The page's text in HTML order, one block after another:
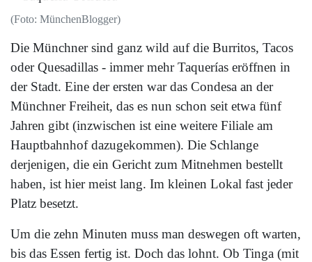
(Foto: MünchenBlogger)
Die Münchner sind ganz wild auf die Burritos, Tacos
oder Quesadillas - immer mehr Taquerías eröffnen in
der Stadt. Eine der ersten war das Condesa an der
Münchner Freiheit, das es nun schon seit etwa fünf
Jahren gibt (inzwischen ist eine weitere Filiale am
Hauptbahnhof dazugekommen). Die Schlange
derjenigen, die ein Gericht zum Mitnehmen bestellt
haben, ist hier meist lang. Im kleinen Lokal fast jeder
Platz besetzt.
Um die zehn Minuten muss man deswegen oft warten,
bis das Essen fertig ist. Doch das lohnt. Ob Tinga (mit